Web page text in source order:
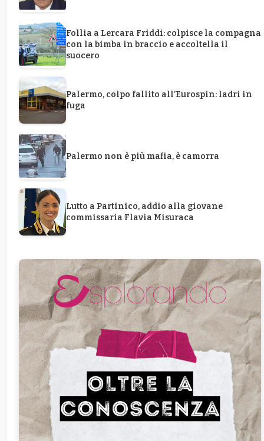
Follia a Lercara Friddi: colpisce la compagna
con la bimba in braccio e accoltella il
suocero
Palermo, colpo fallito all’Eurospin: ladri in
fuga
Palermo non è più mafia, è camorra
Lutto a Partinico, addio alla giovane
commissaria Flavia Misuraca